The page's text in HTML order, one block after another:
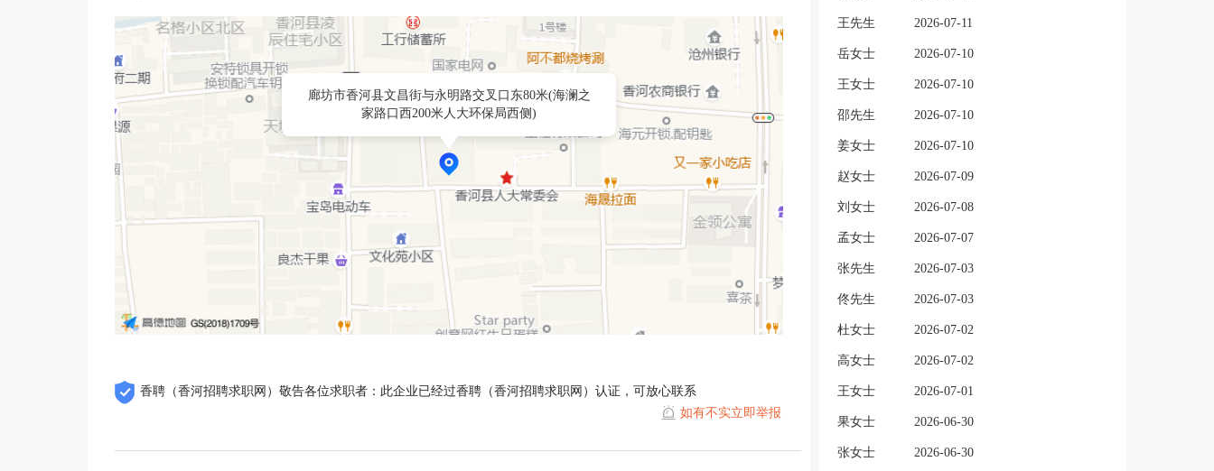
廊坊市香河县文昌街与永明路交叉口东80米(海澜之
家路口西200米人大环保局西侧)
香聘（香河招聘求职网）敬告各位求职者：此企业已经过香聘（香河招聘求职网）认证，可放心联系
如有不实立即举报
王先生 2026-07-11
岳女士 2026-07-10
王女士 2026-07-10
邵先生 2026-07-10
姜女士 2026-07-10
赵女士 2026-07-09
刘女士 2026-07-08
孟女士 2026-07-07
张先生 2026-07-03
佟先生 2026-07-03
杜女士 2026-07-02
高女士 2026-07-02
王女士 2026-07-01
果女士 2026-06-30
张女士 2026-06-30